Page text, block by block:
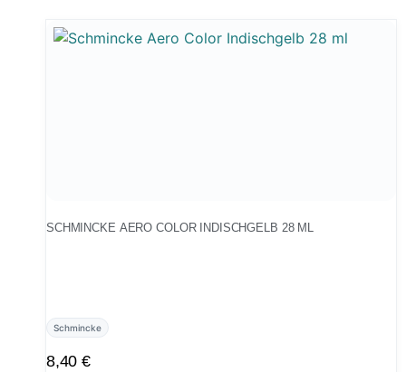
SCHMINCKE AERO COLOR INDISCHGELB 28 ML
Schmincke
8,40€